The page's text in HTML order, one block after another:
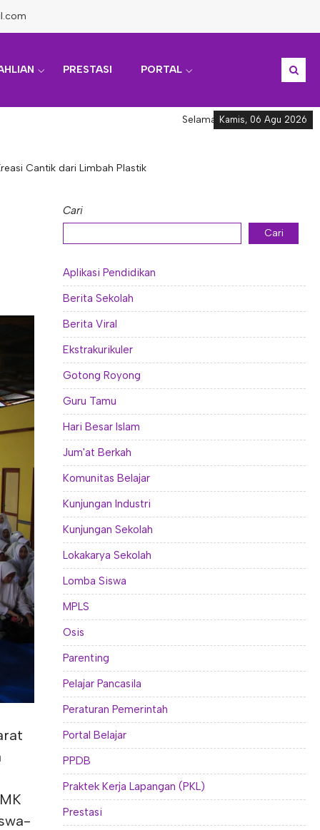
PRESTASI PORTAL
Kamis, 06 Agu 2026
Selamat datang di Informasi
Cantik dari Limbah Plastik
Cari
Cari
Aplikasi Pendidikan
Berita Sekolah
Berita Viral
Ekstrakurikuler
Gotong Royong
Guru Tamu
Hari Besar Islam
Jum'at Berkah
Komunitas Belajar
Kunjungan Industri
Kunjungan Sekolah
Lokakarya Sekolah
Lomba Siswa
MPLS
Osis
Parenting
Pelajar Pancasila
Peraturan Pemerintah
Portal Belajar
PPDB
Praktek Kerja Lapangan (PKL)
Prestasi